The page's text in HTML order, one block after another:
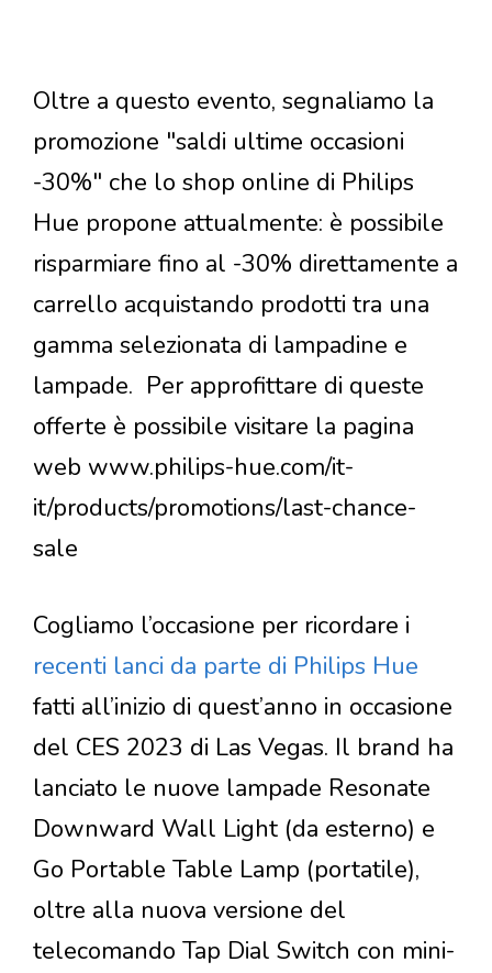
Oltre a questo evento, segnaliamo la
promozione "saldi ultime occasioni
-30%" che lo shop online di Philips
Hue propone attualmente: è possibile
risparmiare fino al -30% direttamente a
carrello acquistando prodotti tra una
gamma selezionata di lampadine e
lampade. Per approfittare di queste
offerte è possibile visitare la pagina
web www.philips-hue.com/it-
it/products/promotions/last-chance-
sale
Cogliamo l’occasione per ricordare i
recenti lanci da parte di Philips Hue
fatti all’inizio di quest’anno in occasione
del CES 2023 di Las Vegas. Il brand ha
lanciato le nuove lampade Resonate
Downward Wall Light (da esterno) e
Go Portable Table Lamp (portatile),
oltre alla nuova versione del
telecomando Tap Dial Switch con mini-